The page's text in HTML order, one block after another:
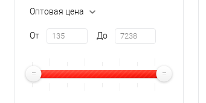
Оптовая цена
От До